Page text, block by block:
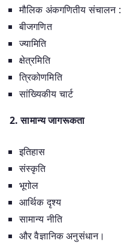
मौलिक अंकगणितीय संचालन :
बीजगणित
ज्यामिति
क्षेत्रमिति
त्रिकोणमिति
सांख्यिकीय चार्ट
2. सामान्य जागरूकता
इतिहास
संस्कृति
भूगोल
आर्थिक दृश्य
सामान्य नीति
और वैज्ञानिक अनुसंधान।